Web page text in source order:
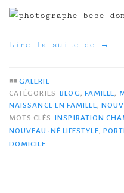
Lire la suite de →
GALERIE
CATÉGORIES BLOG FAMILLE
NAISSANCE EN FAMILLE
MOTS CLÉS INSPIRATION
NOUVEAU-NÉ LIFESTYLE
DOMICILE